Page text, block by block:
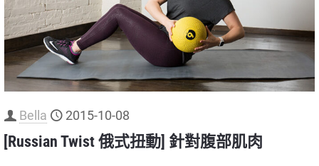
Bella 2015-10-08
[Russian Twist 俄式扭動] 針對腹部肌肉